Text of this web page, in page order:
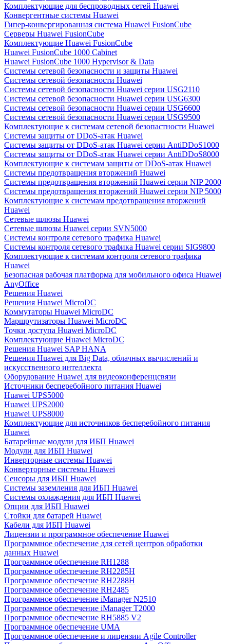
Комплектующие для беспроводных сетей Huawei
Конвергентные системы Huawei
Гипер-конвергированная система Huawei FusionCube
Серверы Huawei FusionCube
Комплектующие Huawei FusionCube
Huawei FusionCube 1000 Cabinet
Huawei FusionCube 1000 Hypervisor & Data
Системы сетевой безопасности и защиты Huawei
Системы сетевой безопасности Huawei
Системы сетевой безопасности Huawei серии USG2110
Системы сетевой безопасности Huawei серии USG6300
Системы сетевой безопасности Huawei серии USG6600
Системы сетевой безопасности Huawei серии USG9500
Комплектующие к системам сетевой безопастности Huawei
Системы защиты от DDoS-атак Huawei
Системы защиты от DDoS-атак Huawei серии AntiDDoS1000
Системы защиты от DDoS-атак Huawei серии AntiDDoS8000
Комплектующие к системам защиты от DDoS-атак Huawei
Системы предотвращения вторжений Huawei
Системы предотвращения вторжений Huawei серии NIP 2000
Системы предотвращения вторжений Huawei серии NIP 5000
Комплектующие к системам предотвращения вторжений
Huawei
Сетевые шлюзы Huawei
Сетевые шлюзы Huawei серии SVN5000
Системы контроля сетевого трафика Huawei
Системы контроля сетевого трафика Huawei серии SIG9800
Комплектующие к системам контроля сетевого трафика
Huawei
Безопасная рабочая платформа для мобильного офиса Huawei
AnyOffice
Решения Huawei
Решения Huawei MicroDC
Коммутаторы Huawei MicroDC
Маршрутизаторы Huawei MicroDC
Точки доступа Huawei MicroDC
Комплектующие Huawei MicroDC
Решения Huawei SAP HANA
Решения Huawei для Big Data, облачных вычислений и
искусственного интеллекта
Оборудование Huawei для видеоконференцсвязи
Источники бесперебойного питания Huawei
Huawei UPS5000
Huawei UPS2000
Huawei UPS8000
Комплектующие для источников бесперебойного питания
Huawei
Батарейные модули для ИБП Huawei
Модули для ИБП Huawei
Инверторные системы Huawei
Конверторные системы Huawei
Сенсоры для ИБП Huawei
Системы заземления для ИБП Huawei
Системы охлаждения для ИБП Huawei
Опции для ИБП Huawei
Стойки для батарей Huawei
Кабели для ИБП Huawei
Лицензии и программное обеспечение Huawei
Программное обеспечение для сетей центров обработки
данных Huawei
Программное обеспечение RH1288
Программное обеспечение RH2285H
Программное обеспечение RH2288H
Программное обеспечение RH2485
Программное обеспечение iManager N2510
Программное обеспечение iManager T2000
Программное обеспечение RH5885 V2
Программное обеспечение UMA
Программное обеспечение и лицензии Agile Controller